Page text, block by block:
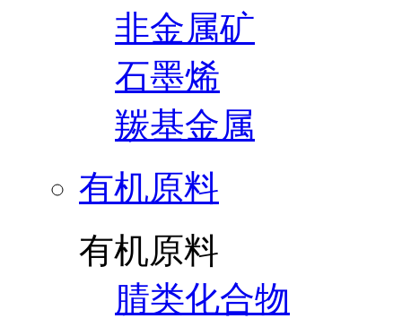
非金属矿
石墨烯
羰基金属
有机原料
有机原料
腈类化合物